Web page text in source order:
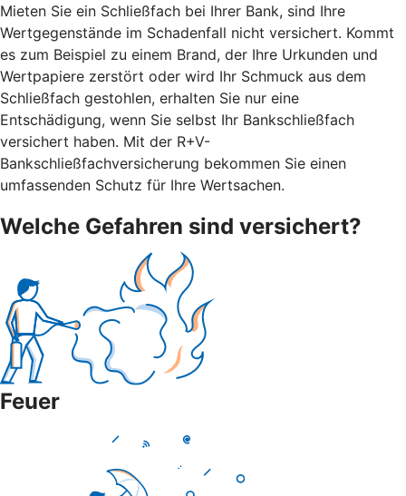
Mieten Sie ein Schließfach bei Ihrer Bank, sind Ihre
Wertgegenstände im Schadenfall nicht versichert. Kommt
es zum Beispiel zu einem Brand, der Ihre Urkunden und
Wertpapiere zerstört oder wird Ihr Schmuck aus dem
Schließfach gestohlen, erhalten Sie nur eine
Entschädigung, wenn Sie selbst Ihr Bankschließfach
versichert haben. Mit der R+V-
Bankschließfachversicherung bekommen Sie einen
umfassenden Schutz für Ihre Wertsachen.
Welche Gefahren sind versichert?
Feuer